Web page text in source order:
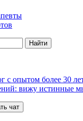
с опытом более 30
вижу истинные
чат